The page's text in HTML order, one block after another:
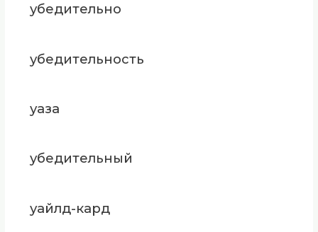
убедительно
убедительность
уаза
убедительный
уайлд-кард